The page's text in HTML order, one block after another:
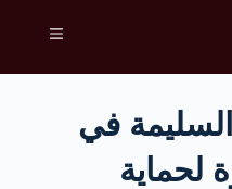
السليمة في
لحماية